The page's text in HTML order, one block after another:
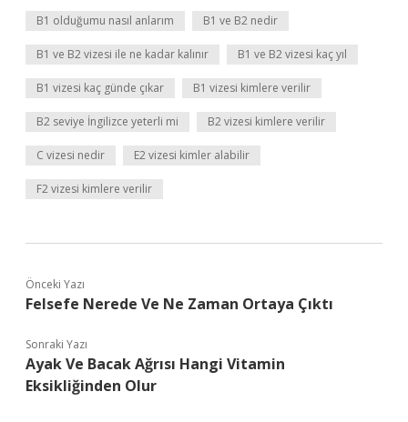
B1 olduğumu nasıl anlarım B1 ve B2 nedir
B1 ve B2 vizesi ile ne kadar kalınır B1 ve B2 vizesi kaç yıl
B1 vizesi kaç günde çıkar B1 vizesi kimlere verilir
B2 seviye İngilizce yeterli mi B2 vizesi kimlere verilir
C vizesi nedir E2 vizesi kimler alabilir
F2 vizesi kimlere verilir
Önceki Yazı
Felsefe Nerede Ve Ne Zaman Ortaya Çıktı
Sonraki Yazı
Ayak Ve Bacak Ağrısı Hangi Vitamin
Eksikliğinden Olur